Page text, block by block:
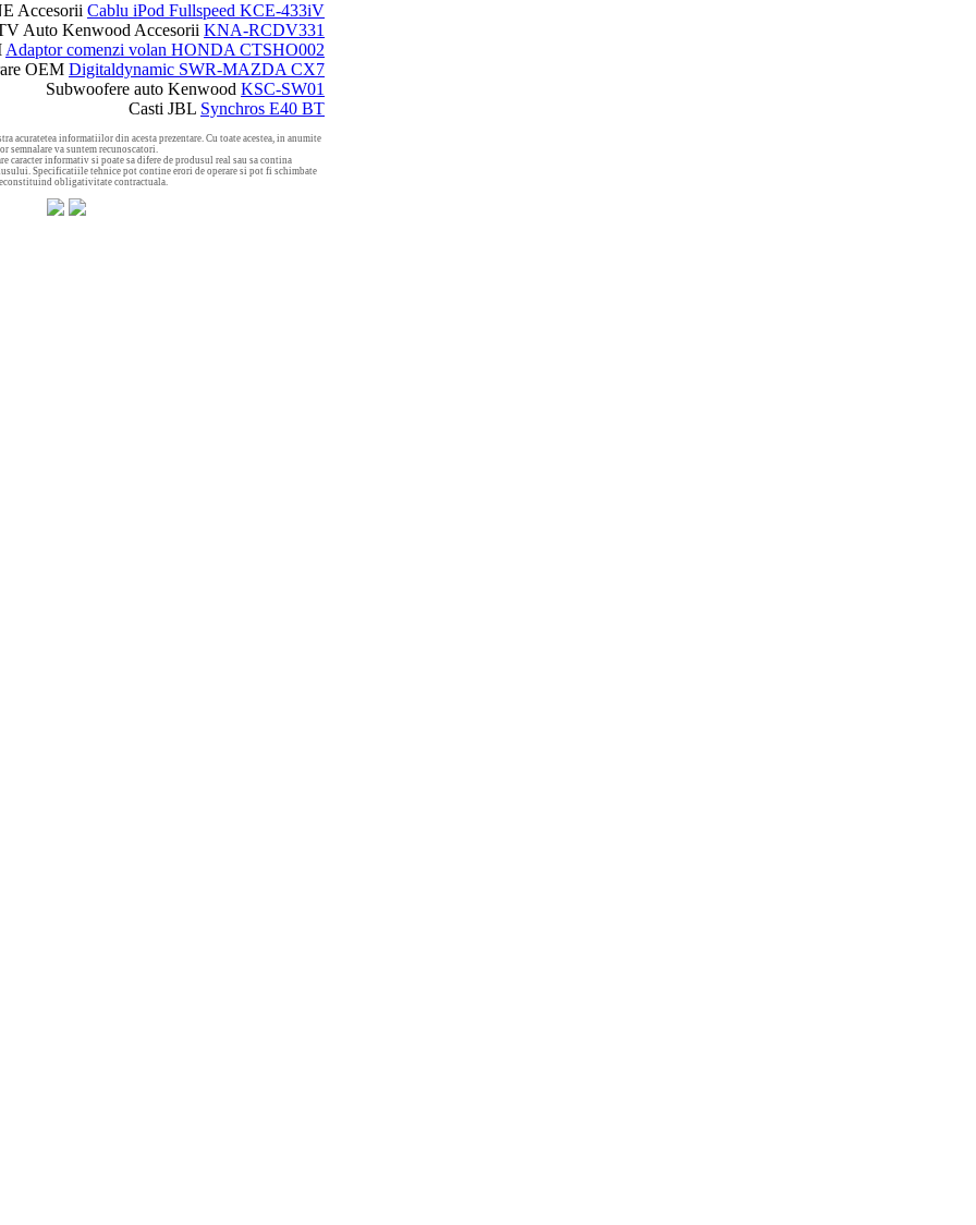
Accesorii Cablu iPod Fullspeed KCE-433iV
Auto Kenwood Accesorii KNA-RCDV331
Adaptor comenzi volan HONDA CTSHO002
OEM Digitaldynamic SWR-MAZDA CX7
Subwoofere auto Kenwood KSC-SW01
Casti JBL Synchros E40 BT
acuratetea informatiilor din acesta prezentare. Cu toate acestea, in anumite
semnalare va suntem recunoscatori.
caracter informativ si poate sa difere de produsul real sau sa contina
Specificatiile tehnice pot contine erori de operare si pot fi schimbate
obligativitate contractuala.